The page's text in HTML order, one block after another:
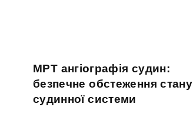
МРТ ангіографія судин:
безпечне обстеження стану
судинної системи